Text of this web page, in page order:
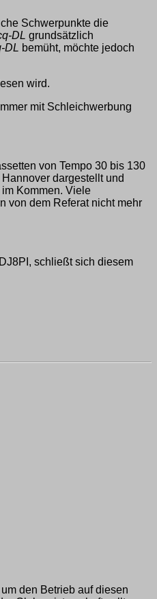
Schwerpunkte die
DL grundsätzlich
DL bemüht, möchte jedoch
wird.
mit Schleichwerbung
von Tempo 30 bis 130
dargestellt und
Kommen. Viele
von dem Referat nicht mehr
schließt sich diesem
den Betrieb auf diesen